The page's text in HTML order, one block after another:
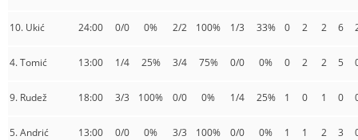
10. Ukić 24:00 0/0 0% 2/2 100% 1/3 33% 0 2 2 6
4. Tomić 13:00 1/4 25% 3/4 75% 0/0 0% 0 2 2 5
9. Rudež 18:00 3/3 100% 0/0 0% 1/4 25% 1 0 1 0
5. Andrić 13:00 0/0 0% 3/3 100% 0/0 0% 1 1 2 3